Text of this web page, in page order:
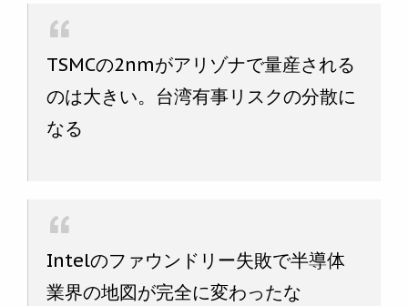
TSMCの2nmがアリゾナで量産される
のは大きい。台湾有事リスクの分散に
なる
Intelのファウンドリー失敗で半導体
業界の地図が完全に変わったな